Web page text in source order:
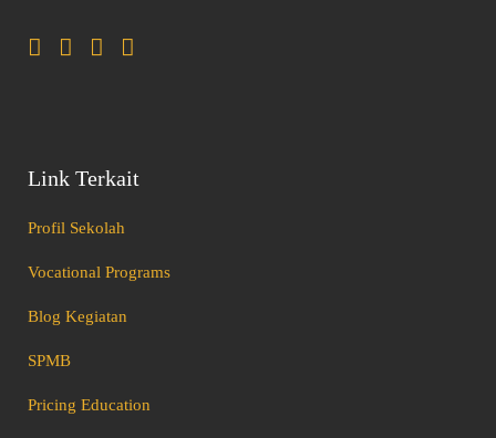
Link Terkait
Profil Sekolah
Vocational Programs
Blog Kegiatan
SPMB
Pricing Education